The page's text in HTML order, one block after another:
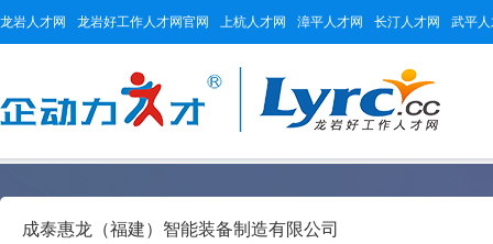
龙岩人才网 龙岩好工作人才网官网 上杭人才网 漳平人才网 长汀人才网 武平
成泰惠龙（福建）智能装备制造有限公司